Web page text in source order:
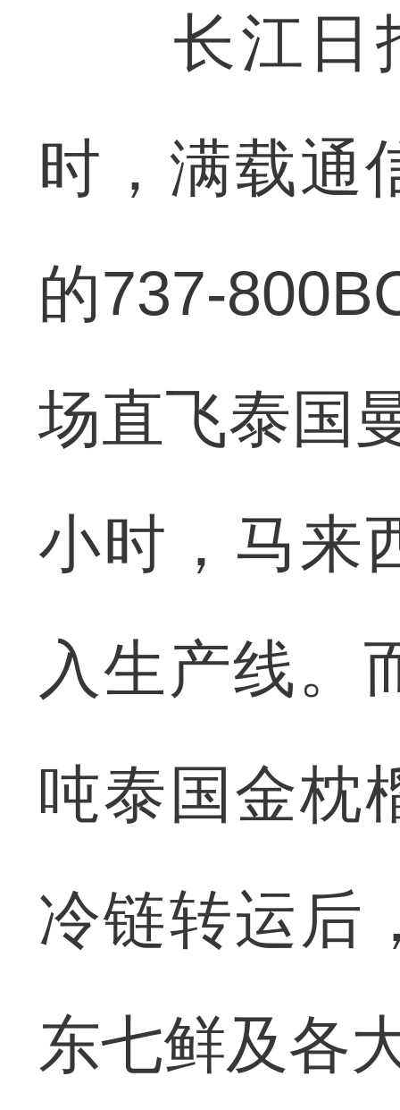
长江日报
时，满载通
的737-
场直飞泰国
小时，马来
入生产线。
吨泰国金枕
冷链转运后
东七鲜及各